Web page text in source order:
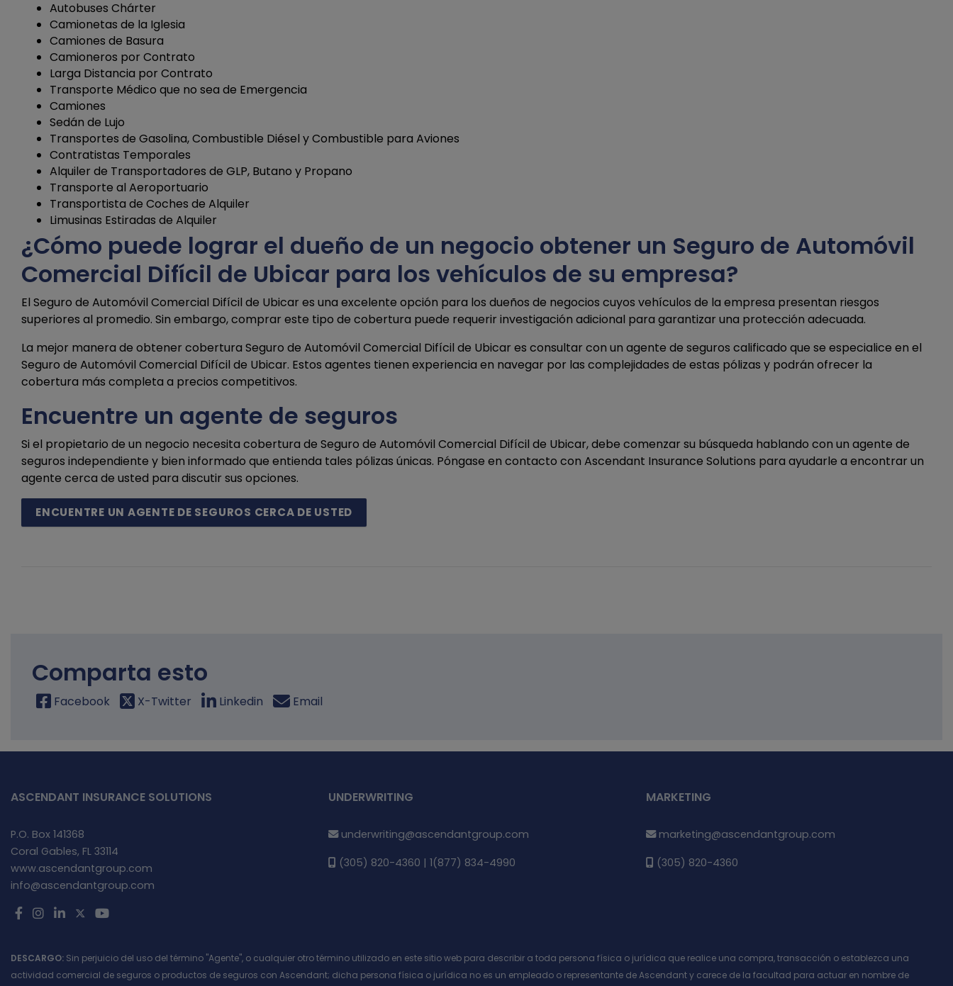
Autobuses Chárter
Camionetas de la Iglesia
Camiones de Basura
Camioneros por Contrato
Larga Distancia por Contrato
Transporte Médico que no sea de Emergencia
Camiones
Sedán de Lujo
Transportes de Gasolina, Combustible Diésel y Combustible para Aviones
Contratistas Temporales
Alquiler de Transportadores de GLP, Butano y Propano
Transporte al Aeroportuario
Transportista de Coches de Alquiler
Limusinas Estiradas de Alquiler
¿Cómo puede lograr el dueño de un negocio obtener un Seguro de Automóvil
Comercial Difícil de Ubicar para los vehículos de su empresa?
El Seguro de Automóvil Comercial Difícil de Ubicar es una excelente opción para los dueños de negocios cuyos vehículos de la empresa presentan riesgos
superiores al promedio. Sin embargo, comprar este tipo de cobertura puede requerir investigación adicional para garantizar una protección adecuada.
La mejor manera de obtener cobertura Seguro de Automóvil Comercial Difícil de Ubicar es consultar con un agente de seguros calificado que se especialice en el
Seguro de Automóvil Comercial Difícil de Ubicar. Estos agentes tienen experiencia en navegar por las complejidades de estas pólizas y podrán ofrecer la
cobertura más completa a precios competitivos.
Encuentre un agente de seguros
Si el propietario de un negocio necesita cobertura de Seguro de Automóvil Comercial Difícil de Ubicar, debe comenzar su búsqueda hablando con un agente de
seguros independiente y bien informado que entienda tales pólizas únicas. Póngase en contacto con Ascendant Insurance Solutions para ayudarle a encontrar un
agente cerca de usted para discutir sus opciones.
ENCUENTRE UN AGENTE DE SEGUROS CERCA DE USTED
Comparta esto
Facebook X-Twitter Linkedin Email
ASCENDANT INSURANCE SOLUTIONS
P.O. Box 141368
Coral Gables, FL 33114
www.ascendantgroup.com
info@ascendantgroup.com
UNDERWRITING
underwriting@ascendantgroup.com
(305) 820-4360 | 1(877) 834-4990
MARKETING
marketing@ascendantgroup.com
(305) 820-4360
DESCARGO: Sin perjuicio del uso del término "Agente", o cualquier otro término utilizado en este sitio web para describir a toda persona física o jurídica que realice una compra, transacción o establezca una
actividad comercial de seguros o productos de seguros con Ascendant; dicha persona física o jurídica no es un empleado o representante de Ascendant y carece de la facultad para actuar en nombre de